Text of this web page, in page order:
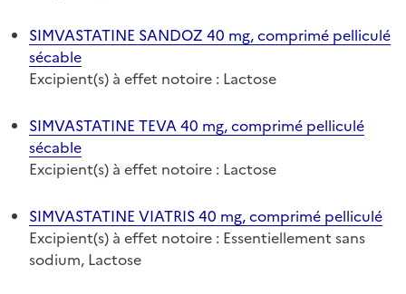
SIMVASTATINE SANDOZ 40 mg, comprimé pelliculé
sécable
Excipient(s) à effet notoire : Lactose
SIMVASTATINE TEVA 40 mg, comprimé pelliculé
sécable
Excipient(s) à effet notoire : Lactose
SIMVASTATINE VIATRIS 40 mg, comprimé pelliculé
Excipient(s) à effet notoire : Essentiellement sans
sodium, Lactose